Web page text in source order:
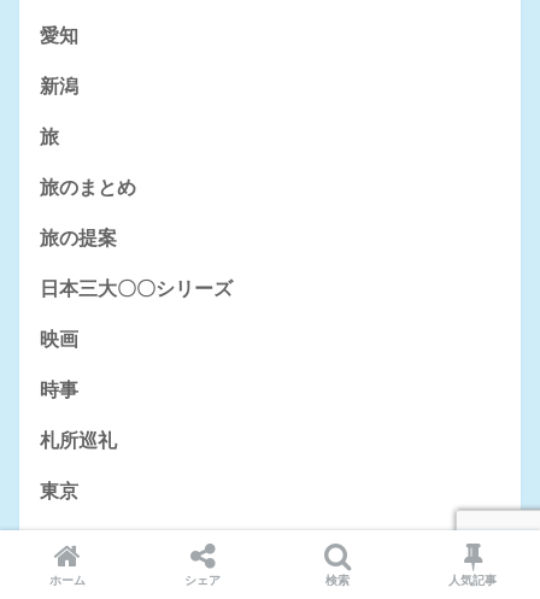
愛知
新潟
旅
旅のまとめ
旅の提案
日本三大〇〇シリーズ
映画
時事
札所巡礼
東京
栃木
沖縄
ホーム シェア 検索 人気記事